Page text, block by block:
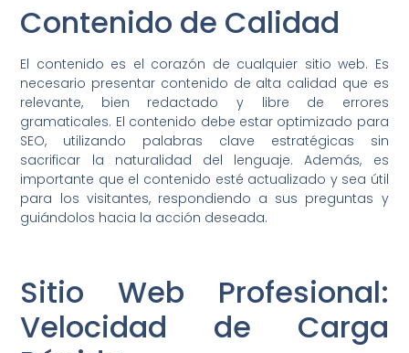
Contenido de Calidad
El contenido es el corazón de cualquier sitio web. Es
necesario presentar contenido de alta calidad que es
relevante, bien redactado y libre de errores
gramaticales. El contenido debe estar optimizado para
SEO, utilizando palabras clave estratégicas sin
sacrificar la naturalidad del lenguaje. Además, es
importante que el contenido esté actualizado y sea útil
para los visitantes, respondiendo a sus preguntas y
guiándolos hacia la acción deseada.
Sitio Web Profesional:
Velocidad de Carga